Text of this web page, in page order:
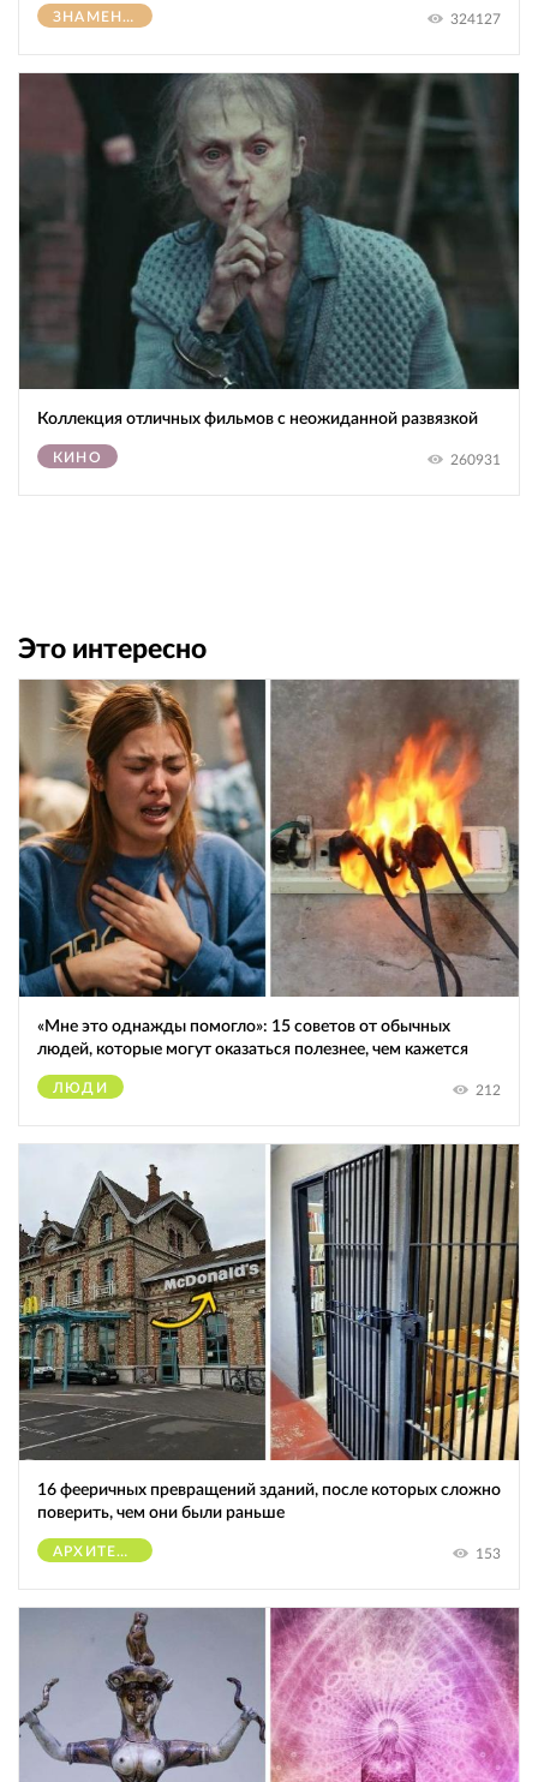
ЗНАМЕНИТОСТИ 324127
Коллекция отличных фильмов с неожиданной развязкой
КИНО 260931
Это интересно
«Мне это однажды помогло»: 15 советов от обычных
людей, которые могут оказаться полезнее, чем кажется
ЛЮДИ 212
16 фееричных превращений зданий, после которых сложно
поверить, чем они были раньше
АРХИТЕКТУРА 153